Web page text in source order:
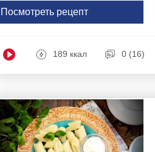
Посмотреть рецепт
189 ккал 0 (16)